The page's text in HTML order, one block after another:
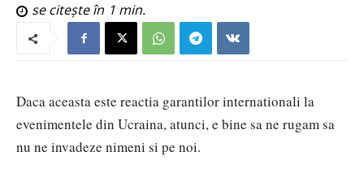
se citește în 1 min.
Daca aceasta este reactia garantilor internationali la
evenimentele din Ucraina, atunci, e bine sa ne rugam sa
nu ne invadeze nimeni si pe noi.